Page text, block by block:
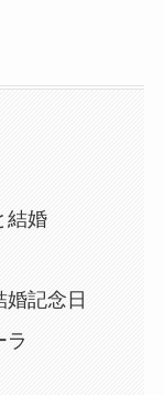
結婚
記念日
ラ